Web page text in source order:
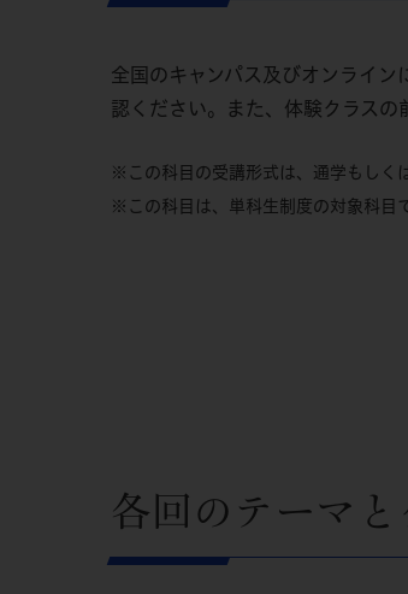
全国のキャンパス及びオンライ
認ください。また、体験クラスの
※この科目の受講形式は、通学もしく
※この科目は、単科生制度の対象科目
各回のテーマと